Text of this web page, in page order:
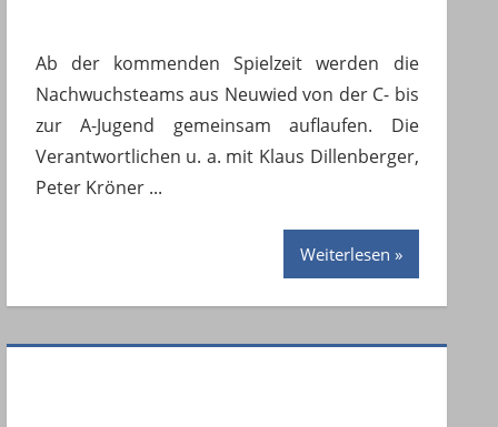
Ab der kommenden Spielzeit werden die
Nachwuchsteams aus Neuwied von der C- bis
zur A-Jugend gemeinsam auflaufen. Die
Verantwortlichen u. a. mit Klaus Dillenberger,
Peter Kröner
Weiterlesen